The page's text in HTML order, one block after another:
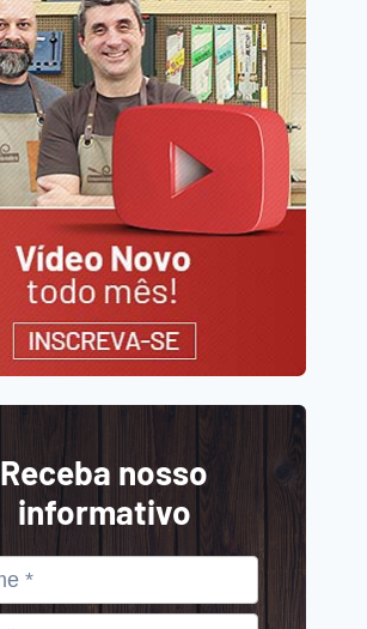
Receba nosso
informativo